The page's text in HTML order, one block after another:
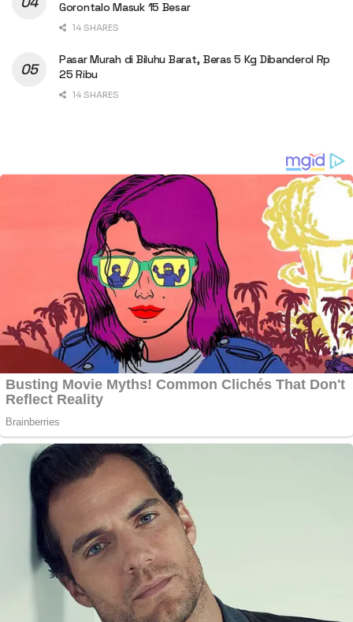
Gorontalo Masuk 15 Besar
14 SHARES
Pasar Murah di Biluhu Barat, Beras 5 Kg Dibanderol Rp
25 Ribu
14 SHARES